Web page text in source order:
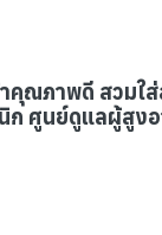
คุณภาพดี สวมใ
ก ศูนย์ดูแลผู้สูง